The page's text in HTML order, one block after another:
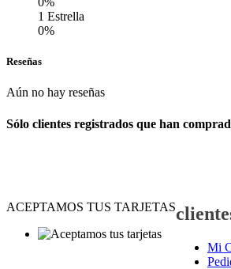
1 Estrella
0%
Reseñas
Aún no hay reseñas
Sólo clientes registrados que han
ACEPTAMOS TUS TARJETAS
Mi